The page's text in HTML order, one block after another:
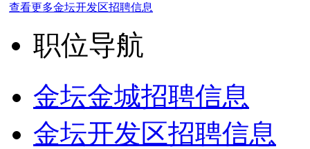
查看更多金坛开发区招聘信息
职位导航
金坛金城招聘信息
金坛开发区招聘信息